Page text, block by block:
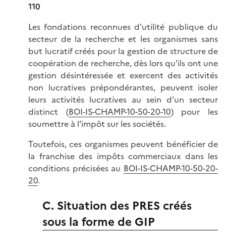
110
Les fondations reconnues d'utilité publique du
secteur de la recherche et les organismes sans
but lucratif créés pour la gestion de structure de
coopération de recherche, dès lors qu'ils ont une
gestion désintéressée et exercent des activités
non lucratives prépondérantes, peuvent isoler
leurs activités lucratives au sein d'un secteur
distinct (BOI-IS-CHAMP-10-50-20-10) pour les
soumettre à l'impôt sur les sociétés.
Toutefois, ces organismes peuvent bénéficier de
la franchise des impôts commerciaux dans les
conditions précisées au BOI-IS-CHAMP-10-50-20-
20.
C. Situation des PRES créés
sous la forme de GIP